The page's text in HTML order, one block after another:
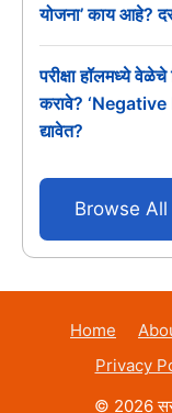
योजना’ काय आहे?
परीक्षा हॉलमध्ये
करावे? ‘Negative
द्यावेत?
Browse
Home
Privacy
© 2026